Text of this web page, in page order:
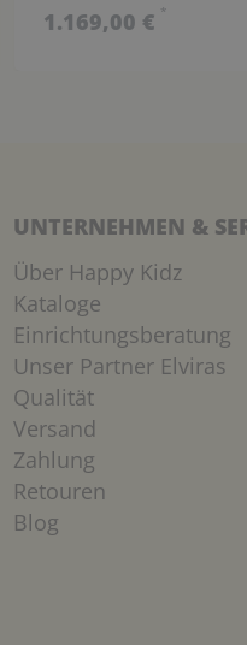
1.169,00 € *
UNTERNEHMEN &
Über Happy Kidz
Kataloge
Einrichtungsberatung
Unser Partner Elviras
Qualität
Versand
Zahlung
Retouren
Blog